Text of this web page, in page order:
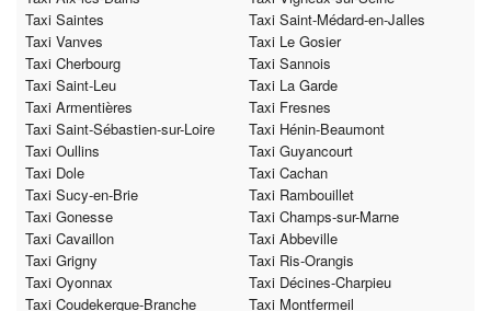
Taxi Saintes
Taxi Saint-Médard-en-Jalles
Taxi Vanves
Taxi Le Gosier
Taxi Cherbourg
Taxi Sannois
Taxi Saint-Leu
Taxi La Garde
Taxi Armentières
Taxi Fresnes
Taxi Saint-Sébastien-sur-Loire
Taxi Hénin-Beaumont
Taxi Oullins
Taxi Guyancourt
Taxi Dole
Taxi Cachan
Taxi Sucy-en-Brie
Taxi Rambouillet
Taxi Gonesse
Taxi Champs-sur-Marne
Taxi Cavaillon
Taxi Abbeville
Taxi Grigny
Taxi Ris-Orangis
Taxi Oyonnax
Taxi Décines-Charpieu
Taxi Coudekerque-Branche
Taxi Montfermeil